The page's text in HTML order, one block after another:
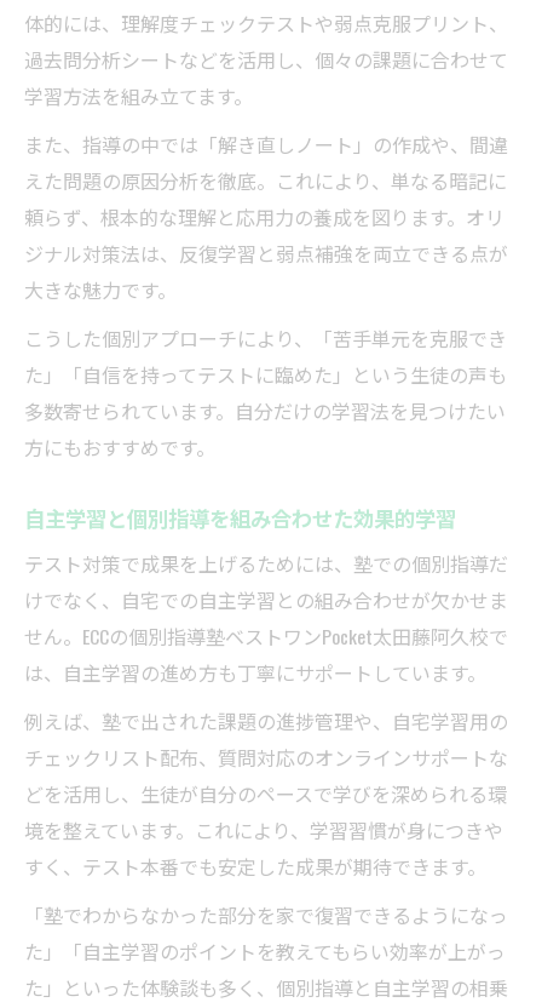
体的には、理解度チェックテストや弱点克服プリント、
過去問分析シートなどを活用し、個々の課題に合わせて
学習方法を組み立てます。
また、指導の中では「解き直しノート」の作成や、間違
えた問題の原因分析を徹底。これにより、単なる暗記に
頼らず、根本的な理解と応用力の養成を図ります。オリ
ジナル対策法は、反復学習と弱点補強を両立できる点が
大きな魅力です。
こうした個別アプローチにより、「苦手単元を克服でき
た」「自信を持ってテストに臨めた」という生徒の声も
多数寄せられています。自分だけの学習法を見つけたい
方にもおすすめです。
自主学習と個別指導を組み合わせた効果的学習
テスト対策で成果を上げるためには、塾での個別指導だ
けでなく、自宅での自主学習との組み合わせが欠かせま
せん。ECCの個別指導塾ベストワンPocket太田藤阿久校で
は、自主学習の進め方も丁寧にサポートしています。
例えば、塾で出された課題の進捗管理や、自宅学習用の
チェックリスト配布、質問対応のオンラインサポートな
どを活用し、生徒が自分のペースで学びを深められる環
境を整えています。これにより、学習習慣が身につきや
すく、テスト本番でも安定した成果が期待できます。
「塾でわからなかった部分を家で復習できるようになっ
た」「自主学習のポイントを教えてもらい効率が上がっ
た」といった体験談も多く、個別指導と自主学習の相乗